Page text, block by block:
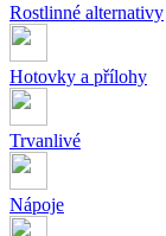
Rostlinné alternativy
Hotovky a přílohy
Trvanlivé
Nápoje